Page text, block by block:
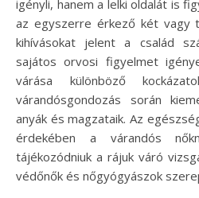
igényli, hanem a lelki oldalát is
az egyszerre érkező két vagy
kihívásokat jelent a család
sajátos orvosi figyelmet
várása különböző
várandósgondozás során
anyák és magzataik. Az
érdekében a várandós
tájékozódniuk a rájuk váró
védőnők és nőgyógyászok